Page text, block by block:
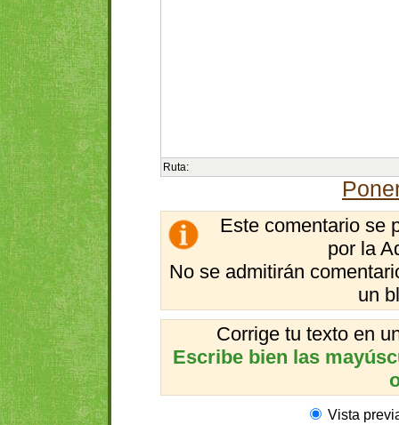
Ruta:
Este comentario se
por la
No se admitirán
un
Corrige tu texto en
Escribe bien las
Vista